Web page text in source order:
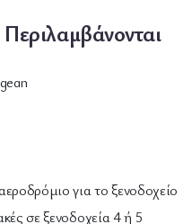
για το ξενοδοχείο
σε ξενοδοχεία 4 ή 5